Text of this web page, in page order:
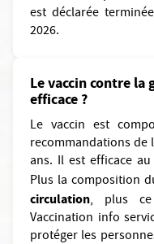
est déclarée
2026.
Le vaccin contre
efficace ?
Le vaccin est
recommandations de
ans. Il est efficace
Plus la composition
circulation, plus ce
Vaccination info
protéger les